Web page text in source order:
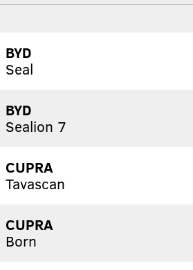
BYD
Seal
BYD
Sealion 7
CUPRA
Tavascan
CUPRA
Born